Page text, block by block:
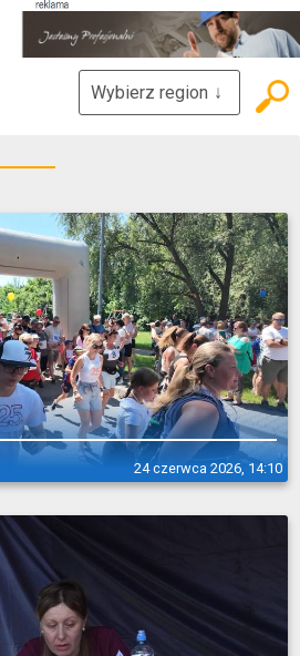
Wybierz region ↓
24 czerwca 2026, 14:10